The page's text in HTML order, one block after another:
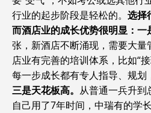
行业的起步阶段是轻松的。 选择
而酒店业的成长优势很明显：一
张，新酒店不断涌现，需要大量
店业有完善的培训体系，比如“
每一步成长都有专人指导、规划
三是天花板高。 从普通一兵升到
自己用了7年时间，中瑞有的学